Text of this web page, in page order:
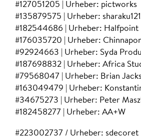
#127051205 | Urheber: pictworks
#135879575 | Urheber:
#182544686 | Urheber: Halfpoint
#176035720 | Urheber:
#92924663 | Urheber: Syda
#187698832 | Urheber: Africa
#79568047 | Urheber: Brian
#163049479 | Urheber:
#34675273 | Urheber: Peter
​#182458277 | Urheber: AA+W
#223002737 / Urheber: sdecoret